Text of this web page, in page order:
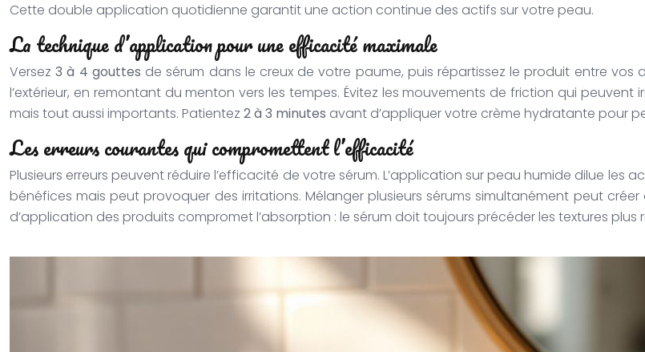
Cette double application quotidienne garantit une action continue des actifs sur votre peau.
La technique d’application pour une efficacité maximale
Versez3 à 4 gouttes de sérum dans le creux de votre paume, puis répartissez le produit entre vos
l’extérieur, en remontant du menton vers les tempes. Évitez les mouvements de friction qui peuvent
mais tout aussi importants. Patientez 2 à 3 minutes avant d’appliquer votre crème hydratante pour
Les erreurs courantes qui compromettent l’efficacité
Plusieurs erreurs peuvent réduire l’efficacité de votre sérum. L’application sur peau humide dilue les
bénéfices mais peut provoquer des irritations. Mélanger plusieurs sérums simultanément peut
d’application des produits compromet l’absorption : le sérum doit toujours précéder les textures plus